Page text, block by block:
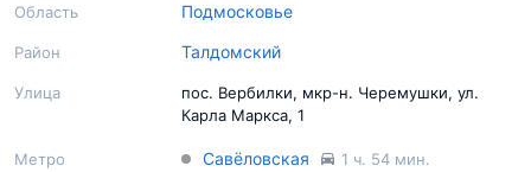
Область Подмосковье
Район Талдомский
Улица
пос. Вербилки, мкр-н. Черемушки, ул.
Карла Маркса, 1
Метро Савёловская 1 ч. 54 мин.